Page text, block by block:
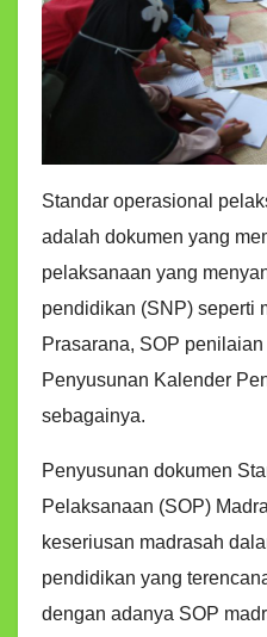
Standar operasional
adalah dokumen yang
pelaksanaan yang
pendidikan (SNP) seperti
Prasarana, SOP
Penyusunan Kalender
sebagainya.
Penyusunan dokumen
Pelaksanaan (SOP)
keseriusan madrasah
pendidikan yang
dengan adanya SOP